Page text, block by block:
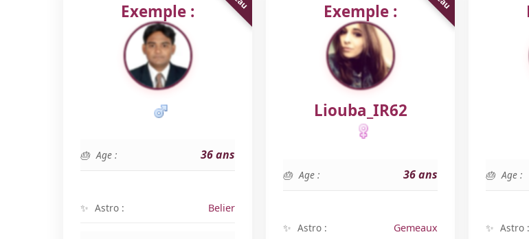
Exemple :
Age : 36 ans
Astro : Belier
Exemple :
Liouba_IR62
Age : 36 ans
Astro : Gemeaux
Age :
Astro :